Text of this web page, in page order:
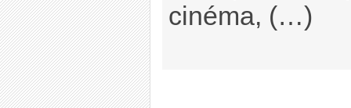
cinéma, (…)